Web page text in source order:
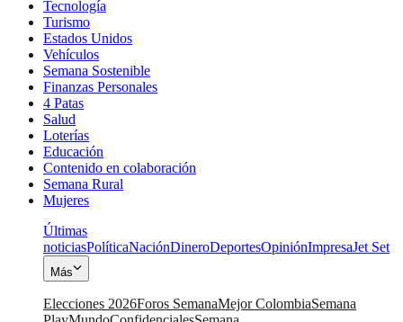
Tecnología
Turismo
Estados Unidos
Vehículos
Semana Sostenible
Finanzas Personales
4 Patas
Salud
Loterías
Educación
Contenido en colaboración
Semana Rural
Mujeres
Últimas
noticiasPolíticaNaciónDineroDeportesOpiniónImpresaJet Set
Más
Elecciones 2026Foros SemanaMejor ColombiaSemana